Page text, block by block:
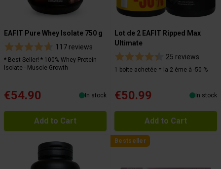
EAFIT Pure Whey Isolate 750 g
117 reviews
* Best Seller! * 100% Whey Protein
Isolate - Muscle Growth
€54.90 In stock
Add to Cart
Lot de 2 EAFIT Ripped Max
Ultimate
25 reviews
1 boite achetée = la 2 ème à -50 %
€50.99 In stock
Add to Cart
Bestseller